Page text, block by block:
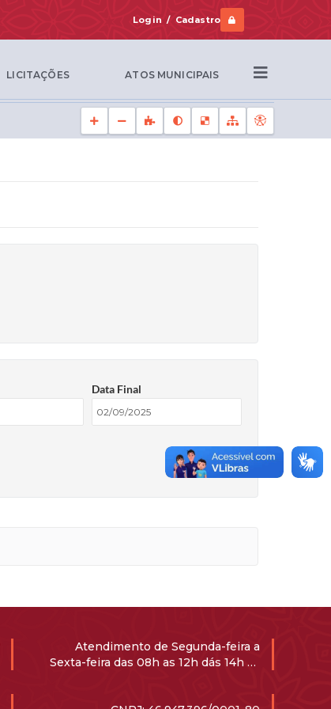
Login / Cadastro
LICITAÇÕES ATOS MUNICIPAIS
Data Final
Atendimento de Segunda-feira a
Sexta-feira das 08h as 12h dás 14h ás